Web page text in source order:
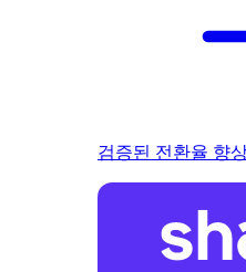
검증된 전환율 향